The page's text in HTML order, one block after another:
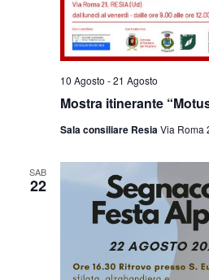
Mostra itinerante
10 Agosto -21 Agosto
Sala consiliare ResiaVia Roma
SAB
22